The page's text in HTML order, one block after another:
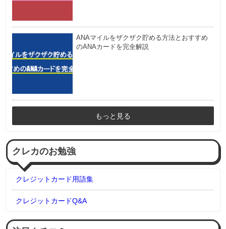
ANAマイルをザクザク貯める方法とおすすめ
のANAカードを完全解説
もっと見る
クレカのお勉強
クレジットカード用語集
クレジットカードQ&A